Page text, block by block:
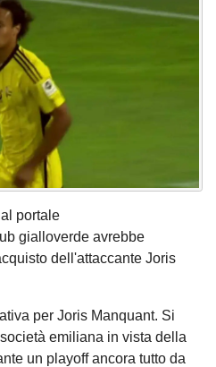
portale
gialloverde avrebbe
dell'attaccante Joris
per Joris Manquant. Si
emiliana in vista della
un playoff ancora tutto da